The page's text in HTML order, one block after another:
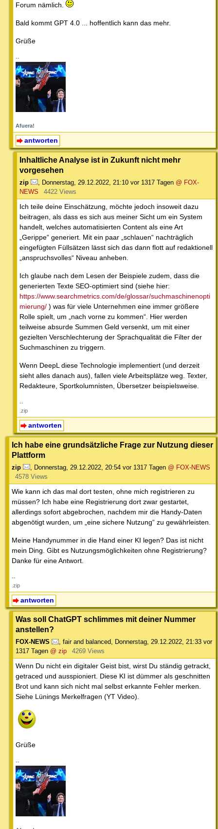
Forum nämlich.
Bald kommt GPT 4.0 ... hoffentlich kann das mehr.
Grüße
--
Afuera!
antworten
Inhaltliche Analyse ist in Zukunft nicht mehr
vorgesehen
zip Donnerstag, 29.12.2022, 21:10 vor 1317 Tagen @ FOX-
NEWS
4422 Views
Ich teile deine Einschätzung, möchte jedoch insoweit dazu
beitragen, als dass es sich aus meiner Sicht um ein System
handelt, welches automatisierten Content als eine Art
„Gerippe“ generiert. Mit ein paar „schlauen“ nachträglich
eingefügten Füllsätzen lässt sich das dann flott auf redaktionell
„anspruchsvolles“ Niveau anheben.
Ich glaube nach dem Lesen der Beispiele zudem, dass die
generierten Texte SEO-optimiert sind (siehe hier:
https://www.searchmetrics.com/de/glossar/suchmaschinenopti
mierung/ ) was für viele Unternehmen eine immer größere
Rolle spielt, um „nach vorne zu kommen“. Hier werden
teilweise absurde Summen Geld versenkt, um mit einer
gezielten Verschlechterung der Sprachqualität die Filter der
Suchmaschinen zu triggern.
Wenn DeepL diese Technologie implementiert (und derzeit
sieht alles danach aus), fallen viele Arbeitsplätze weg. Texter,
Redakteure, Sportkolumnisten, Übersetzer beispielsweise.
--
.zip
antworten
Ich habe eine grundsätzliche Frage zur Nutzung dieser
Plattform
zip Donnerstag, 29.12.2022, 20:54 vor 1317 Tagen @ FOX-NEWS
4578 Views
Wie kann ich das mal dort testen, ohne mich registrieren zu
müssen? Ich habe eine Registrierung dort zwar gestartet,
allerdings sofort abgebrochen, nachdem mir die Handy-Daten
abgenötigt wurden, um „eine sichere Nutzung“ zu gewährleisten.
Meine Handynummer in die Hand einer KI legen? Das ist nicht
mein Ding. Gibt es Nutzungsmöglichkeiten ohne Registrierung?
Danke für eine Antwort.
--
.zip
antworten
Was soll ChatGPT schlimmes mit deiner Nummer
anstellen?
FOX-NEWS , fair and balanced, Donnerstag, 29.12.2022, 21:33 vor
1317 Tagen @ zip 4269 Views
Wenn Du nicht ein digitaler Geist bist, wirst Du ständig getrackt,
getraced und ausspioniert. Diese KI ist dümmer als geschnitten
Brot und kann sich nicht mal selbst erkannte Fehler merken.
Siehe Lünings Merkelfragen (YT Video).
Grüße
--